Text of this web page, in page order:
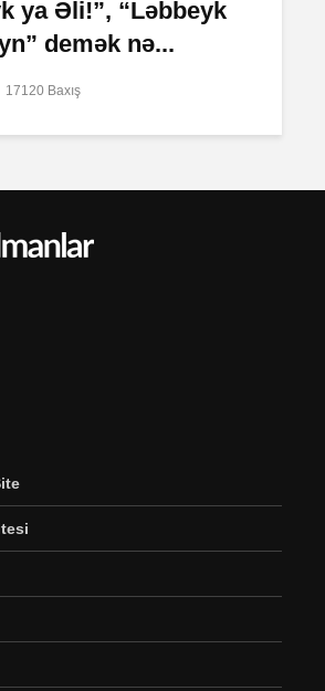
ya Əli!”, “Ləbbeyk
demək nə...
17120 Baxış